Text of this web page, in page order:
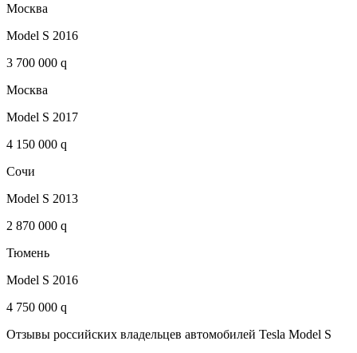
Москва
Model S 2016
3 700 000 q
Москва
Model S 2017
4 150 000 q
Сочи
Model S 2013
2 870 000 q
Тюмень
Model S 2016
4 750 000 q
Отзывы российских владельцев автомобилей Tesla Model S